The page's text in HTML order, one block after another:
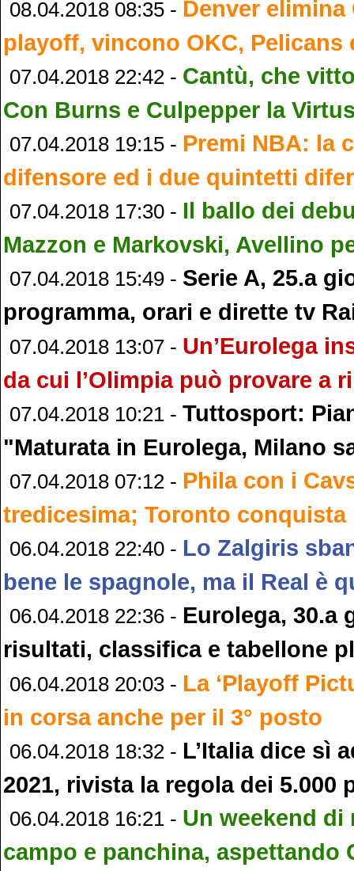
08.04.2018 08:35 - Denver
playoff, vincono OKC, Pelicans
07.04.2018 22:42 - Cantù, che
Con Burns e Culpepper la
07.04.2018 19:15 - Premi NBA: la
difensore ed i due quintetti
07.04.2018 17:30 - Il ballo dei
Mazzon e Markovski, Avellino
07.04.2018 15:49 - Serie A, 25.a
programma, orari e dirette tv
07.04.2018 13:07 - Un’Eurolega
da cui l’Olimpia può provare a
07.04.2018 10:21 - Tuttosport:
"Maturata in Eurolega, Milano
07.04.2018 07:12 - Phila con i
tredicesima; Toronto conquista
06.04.2018 22:40 - Lo Zalgiris
bene le spagnole, ma il Real è
06.04.2018 22:36 - Eurolega, 30.a
risultati, classifica e tabellone
06.04.2018 20:03 - La ‘Playoff
in corsa anche per il 3° posto
06.04.2018 18:32 - L’Italia dice sì
2021, rivista la regola dei 5.000
06.04.2018 16:21 - Un weekend di
campo e panchina, aspettando